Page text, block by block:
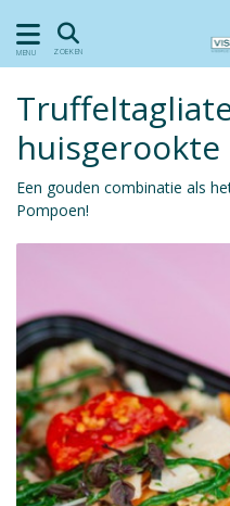
MENU ZOEKEN
huisgerookte
Een gouden combinatie als
Pompoen!